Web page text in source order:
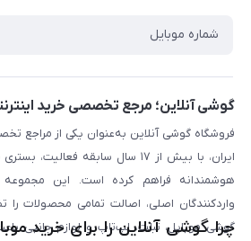
بلاگ
روش بازگردانی کالا
گوشی آنلاین؛ مرجع تخصصی خرید
فروشگاه گوشی آنلاین به‌عنوان یکی از مراجع
ایران، با بیش از ۱۷ سال سابقه
هوشمندانه فراهم کرده است. این مجموعه
واردکنندگان اصلی، اصالت تمامی محصولات
گوشی موبایل، تبلت، لپ‌تاپ و لوازم جانبی
چرا گوشی آنلاین را برای خرید